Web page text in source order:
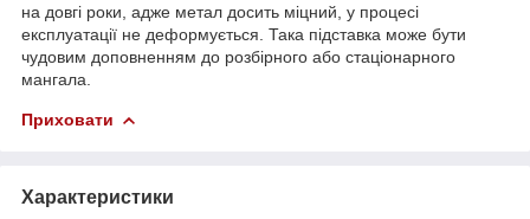
на довгі роки, адже метал досить міцний, у процесі
експлуатації не деформується. Така підставка може бути
чудовим доповненням до розбірного або стаціонарного
мангала.
Приховати
Характеристики